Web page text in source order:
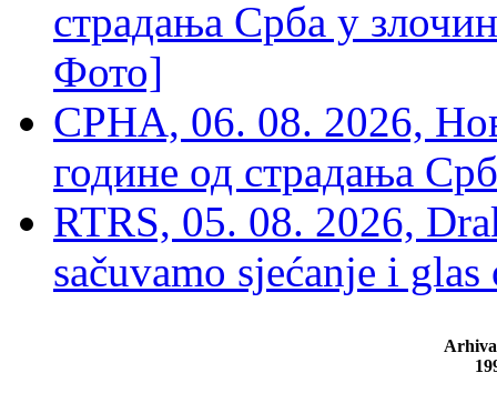
страдања Срба у
Фото]
СРНА, 06. 08. 2026,
године од страдања
RTRS, 05. 08. 2026,
sačuvamo sjećanje i